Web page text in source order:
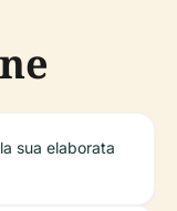
sua elaborata